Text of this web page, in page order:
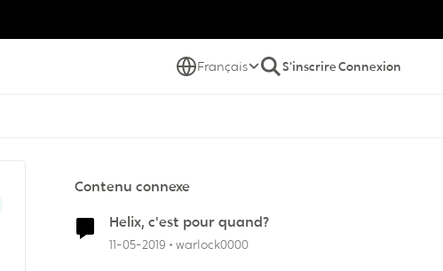
Français S'inscrireConnexion
Contenu connexe
Helix, c'est pour quand?
11-05-2019 warlock0000